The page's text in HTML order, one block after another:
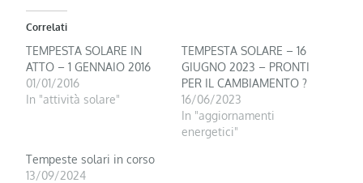
Correlati
TEMPESTA SOLARE IN
ATTO – 1 GENNAIO 2016
01/01/2016
In "attività solare"
TEMPESTA SOLARE – 16
GIUGNO 2023 – PRONTI
PER IL CAMBIAMENTO ?
16/06/2023
In "aggiornamenti
energetici"
Tempeste solari in corso
13/09/2024